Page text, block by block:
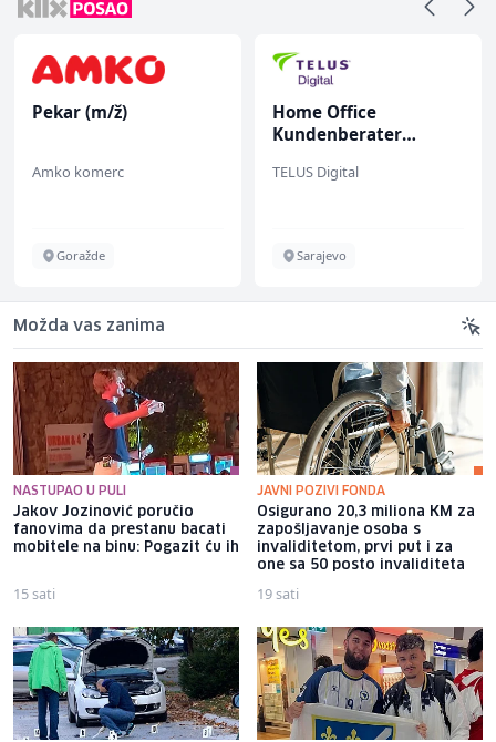
Pekar (m/ž)
Amko komerc
Goražde
Home Office
Kundenberater
TELUS Digital
Sarajevo
Možda vas zanima
NASTUPAO U PULI
Jakov Jozinović poručio
fanovima da prestanu bacati
mobitele na binu: Pogazit ću ih
15 sati
JAVNI POZIVI FONDA
Osigurano 20,3 miliona KM za
zapošljavanje osoba s
invaliditetom, prvi put i za
one sa 50 posto invaliditeta
19 sati